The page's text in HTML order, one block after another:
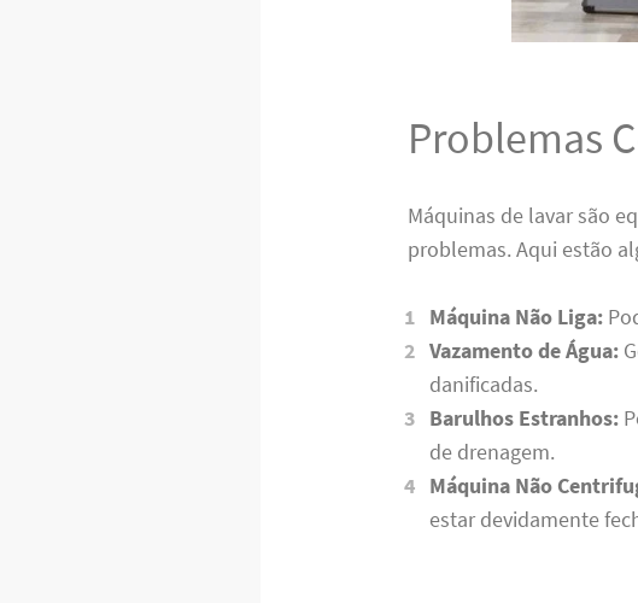
Problemas
Máquinas de lavar são
problemas. Aqui estão
Máquina Não Liga:
Vazamento de Água:
danificadas.
Barulhos Estranhos:
de drenagem.
Máquina Não
estar devidamente